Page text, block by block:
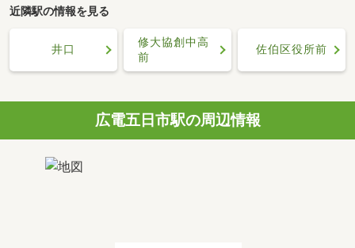
近隣駅の情報を見る
井口
修大協創中高
前
佐伯区役所前
広電五日市駅の周辺情報